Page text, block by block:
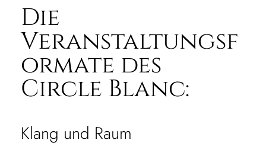
Die
Veranstaltungsf
ormate des
Circle Blanc:
Klang und Raum